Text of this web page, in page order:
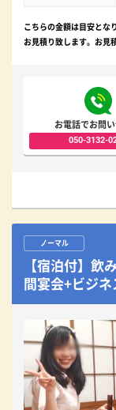
こちらの金額は目安とな
お見積り致します。お見
お電話でお問
050-3132-
ノーマル
【宿泊付】飲
間宴会+ビジ